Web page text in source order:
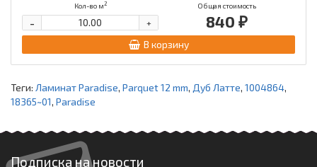
Кол-во м2 Общая стоимость
840 ₽
+
-
В корзину
Теги: Ламинат Paradise, Parquet 12 mm, Дуб Латте, 1004864,
18365~01, Paradise
Подписка на новости